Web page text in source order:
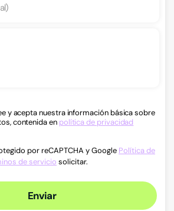
y acepta nuestra información básica sobre
contenida en política de privacidad
por reCAPTCHA y Google Política de
de servicio solicitar.
Enviar